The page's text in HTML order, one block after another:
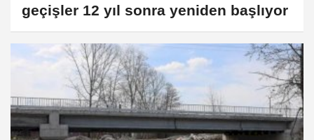
geçişler 12 yıl sonra yeniden başlıyor